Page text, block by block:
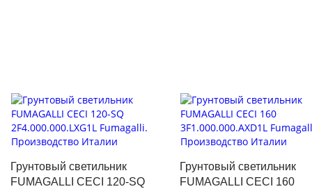
Грунтовый светильник
FUMAGALLI CECI 120-SQ
Грунтовый светильник
FUMAGALLI CECI 160